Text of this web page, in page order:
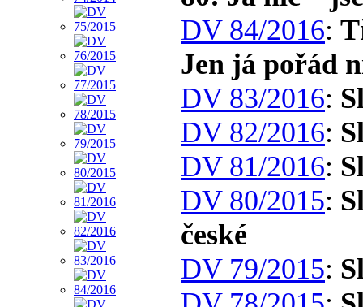
DV 84/2016:
Jen já pořád
DV 83/2016:
DV 82/2016:
DV 81/2016:
DV 80/2015:
české
DV 79/2015: